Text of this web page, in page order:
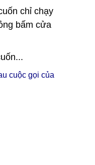
chỉ chạy
bấm cửa
cuộc gọi của